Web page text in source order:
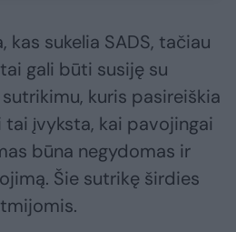
kas sukelia SADS, tačiau
gali būti susiję su
kuris pasireiškia
tai įvyksta, kai pavojingai
būna negydomas ir
Šie sutrikę širdies